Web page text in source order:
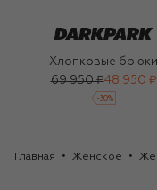
Хлопковые брюки
69 950 ₽48 950 ₽
-30%
Главная Женское